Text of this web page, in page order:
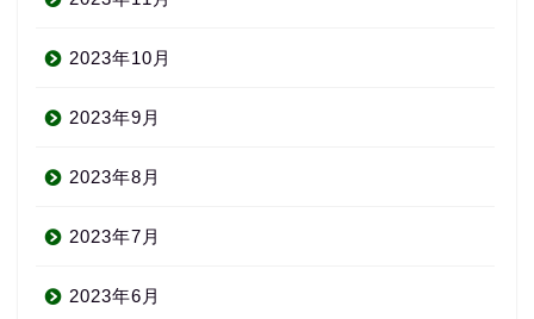
2023年10月
2023年9月
2023年8月
2023年7月
2023年6月